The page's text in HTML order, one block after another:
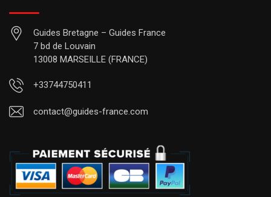
Guides Bretagne – Guides France
7 bd de Louvain
13008 MARSEILLE (FRANCE)
+33744750411
contact@guides-france.com